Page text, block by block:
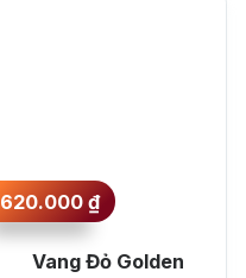
620.000₫
Vang Đỏ Golden